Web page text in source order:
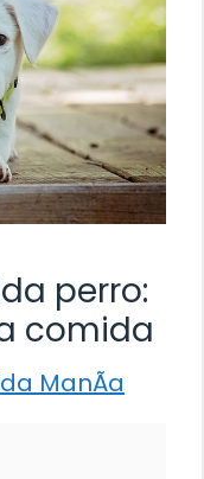
perro:
comida
ManÃ­a